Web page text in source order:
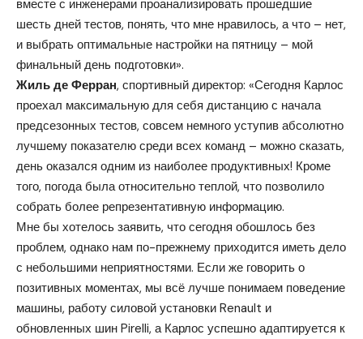
вместе с инженерами проанализировать прошедшие
шесть дней тестов, понять, что мне нравилось, а что – нет,
и выбрать оптимальные настройки на пятницу – мой
финальный день подготовки».
Жиль де Ферран, спортивный директор: «Сегодня Карлос
проехал максимальную для себя дистанцию с начала
предсезонных тестов, совсем немного уступив абсолютно
лучшему показателю среди всех команд – можно сказать,
день оказался одним из наиболее продуктивных! Кроме
того, погода была относительно теплой, что позволило
собрать более репрезентативную информацию.
Мне бы хотелось заявить, что сегодня обошлось без
проблем, однако нам по-прежнему приходится иметь дело
с небольшими неприятностями. Если же говорить о
позитивных моментах, мы всё лучше понимаем поведение
машины, работу силовой установки Renault и
обновленных шин Pirelli, а Карлос успешно адаптируется к